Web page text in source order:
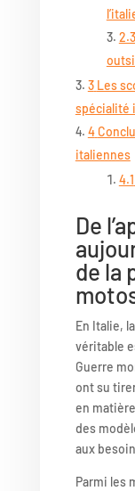
2.3
3 Les
spécialité
4
italiennes
4.1
De
de la
En Italie, la
véritable
Guerre
ont su
en
des
aux
Parmi les